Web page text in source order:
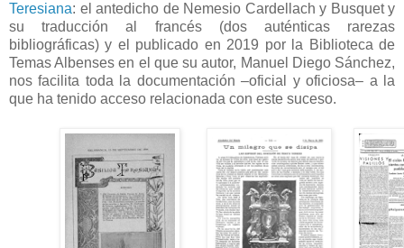
Teresiana: el antedicho de Nemesio Cardellach y Busquet y
su traducción al francés (dos auténticas rarezas
bibliográficas) y el publicado en 2019 por la Biblioteca de
Temas Albenses en el que su autor, Manuel Diego Sánchez,
nos facilita toda la documentación –oficial y oficiosa– a la
que ha tenido acceso relacionada con este suceso.